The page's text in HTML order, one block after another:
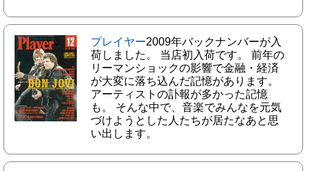
プレイヤー2009年バックナンバーが入
荷しました。 当店初入荷です。 前年の
リーマンショックの影響で金融・経済
が大変に落ち込んだ記憶があります。
アーティストの訃報が多かった記憶
も。 そんな中で、音楽でみんなを元気
づけようとした人たちが居たなあと思
い出します。